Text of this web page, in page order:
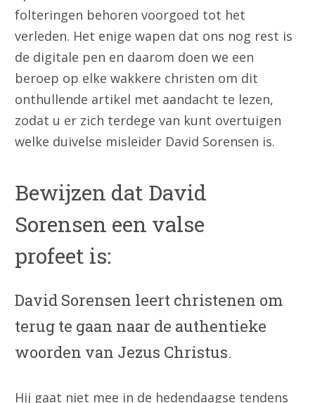
folteringen behoren voorgoed tot het
verleden. Het enige wapen dat ons nog rest is
de digitale pen en daarom doen we een
beroep op elke wakkere christen om dit
onthullende artikel met aandacht te lezen,
zodat u er zich terdege van kunt overtuigen
welke duivelse misleider David Sorensen is.
Bewijzen dat David
Sorensen een valse
profeet is:
David Sorensen leert christenen om
terug te gaan naar de authentieke
woorden van Jezus Christus.
Hij gaat niet mee in de hedendaagse tendens